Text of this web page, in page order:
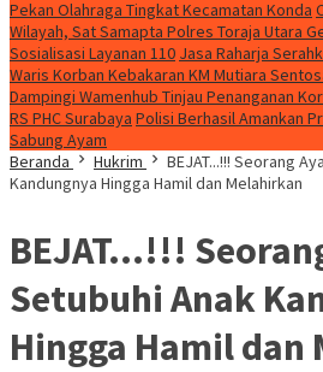
Pekan Olahraga Tingkat Kecamatan Konda
Wilayah, Sat Samapta Polres Toraja Utara
Sosialisasi Layanan 110 Jasa Raharja
Waris Korban Kebakaran KM Mutiara
Dampingi Wamenhub Tinjau Penanganan
RS PHC Surabaya Polisi Berhasil Amankan
Sabung Ayam
Beranda
Hukrim
BEJAT...!!! Seorang
Kandungnya Hingga Hamil dan Melahirkan
BEJAT…!!!
Setubuhi Anak
Hingga Hamil dan